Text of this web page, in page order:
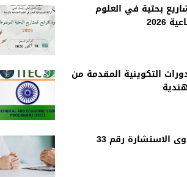
بحثية في العلوم
2026
التكوينية المقدمة من
الاستشارة رقم 33